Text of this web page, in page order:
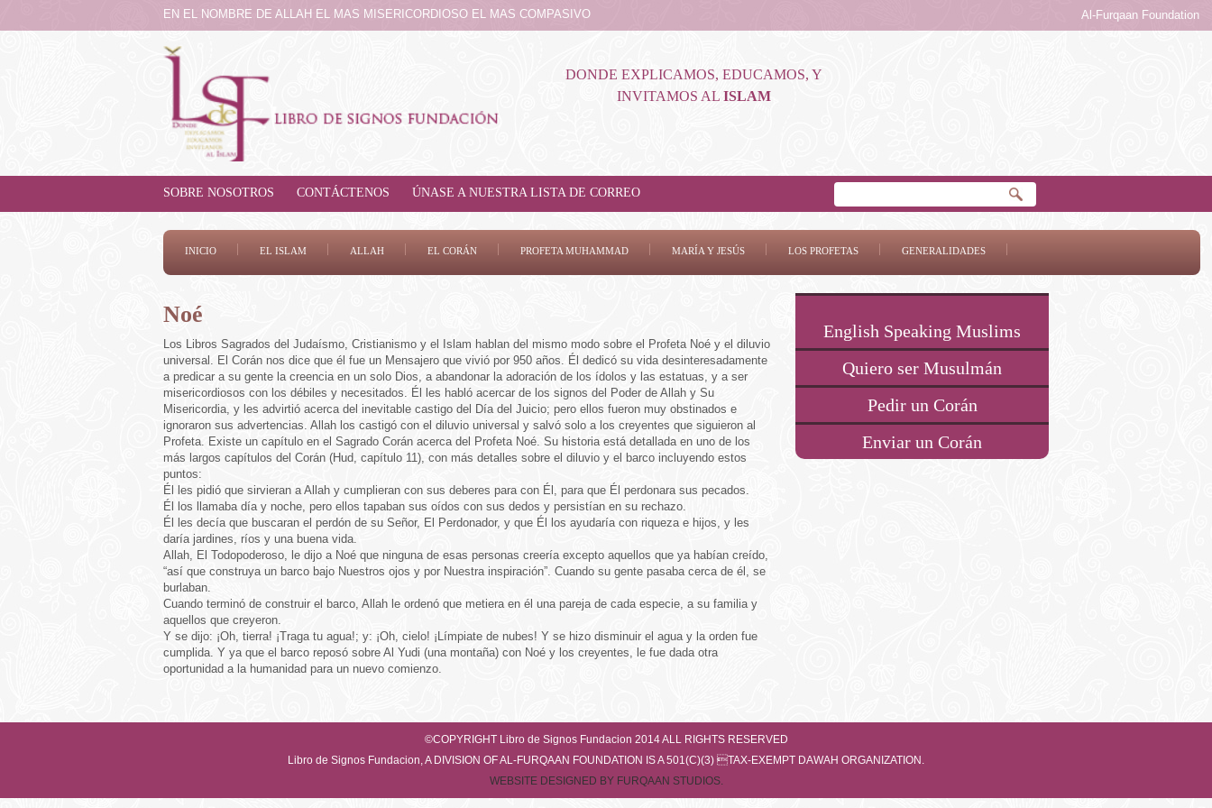
EN EL NOMBRE DE ALLAH EL MAS MISERICORDIOSO EL MAS COMPASIVO Al-Furqaan Foundation
DONDE EXPLICAMOS, EDUCAMOS, Y
INVITAMOS AL ISLAM
SOBRE NOSOTROS CONTÁCTENOS ÚNASE A NUESTRA LISTA DE CORREO
INICIO EL ISLAM ALLAH EL CORÁN PROFETA MUHAMMAD MARÍA Y JESÚS LOS PROFETAS GENERALIDADES
English Speaking Muslims
Quiero ser Musulmán
Pedir un Corán
Enviar un Corán
Noé
Los Libros Sagrados del Judaísmo, Cristianismo y el Islam hablan del mismo modo sobre el Profeta Noé y el diluvio
universal. El Corán nos dice que él fue un Mensajero que vivió por 950 años. Él dedicó su vida desinteresadamente
a predicar a su gente la creencia en un solo Dios, a abandonar la adoración de los ídolos y las estatuas, y a ser
misericordiosos con los débiles y necesitados. Él les habló acercar de los signos del Poder de Allah y Su
Misericordia, y les advirtió acerca del inevitable castigo del Día del Juicio; pero ellos fueron muy obstinados e
ignoraron sus advertencias. Allah los castigó con el diluvio universal y salvó solo a los creyentes que siguieron al
Profeta. Existe un capítulo en el Sagrado Corán acerca del Profeta Noé. Su historia está detallada en uno de los
más largos capítulos del Corán (Hud, capítulo 11), con más detalles sobre el diluvio y el barco incluyendo estos
puntos:
Él les pidió que sirvieran a Allah y cumplieran con sus deberes para con Él, para que Él perdonara sus pecados.
Él los llamaba día y noche, pero ellos tapaban sus oídos con sus dedos y persistían en su rechazo.
Él les decía que buscaran el perdón de su Señor, El Perdonador, y que Él los ayudaría con riqueza e hijos, y les
daría jardines, ríos y una buena vida.
Allah, El Todopoderoso, le dijo a Noé que ninguna de esas personas creería excepto aquellos que ya habían creído,
“así que construya un barco bajo Nuestros ojos y por Nuestra inspiración”. Cuando su gente pasaba cerca de él, se
burlaban.
Cuando terminó de construir el barco, Allah le ordenó que metiera en él una pareja de cada especie, a su familia y
aquellos que creyeron.
Y se dijo: ¡Oh, tierra! ¡Traga tu agua!; y: ¡Oh, cielo! ¡Límpiate de nubes! Y se hizo disminuir el agua y la orden fue
cumplida. Y ya que el barco reposó sobre Al Yudi (una montaña) con Noé y los creyentes, le fue dada otra
oportunidad a la humanidad para un nuevo comienzo.
©COPYRIGHT Libro de Signos Fundacion 2014 ALL RIGHTS RESERVED
Libro de Signos Fundacion, A DIVISION OF AL-FURQAAN FOUNDATION IS A 501(C)(3) TAX-EXEMPT DAWAH ORGANIZATION.
WEBSITE DESIGNED BY FURQAAN STUDIOS.